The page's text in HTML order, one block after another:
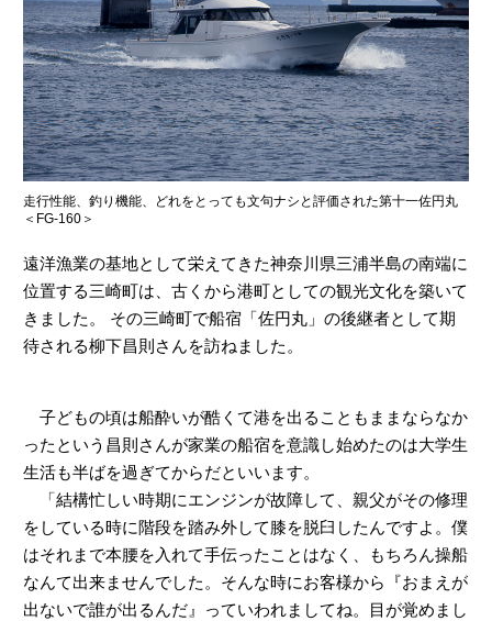
乗合船・観光船
ヤマハ設計室だより
走行性能、釣り機能、どれをとっても文句ナシと評価された第十一佐円丸
＜FG-160＞
遠洋漁業の基地として栄えてきた神奈川県三浦半島の南端に
位置する三崎町は、古くから港町としての観光文化を築いて
きました。 その三崎町で船宿「佐円丸」の後継者として期
待される柳下昌則さんを訪ねました。
子どもの頃は船酔いが酷くて港を出ることもままならなか
ったという昌則さんが家業の船宿を意識し始めたのは大学生
生活も半ばを過ぎてからだといいます。
「結構忙しい時期にエンジンが故障して、親父がその修理
をしている時に階段を踏み外して膝を脱臼したんですよ。僕
はそれまで本腰を入れて手伝ったことはなく、もちろん操船
なんて出来ませんでした。そんな時にお客様から『おまえが
出ないで誰が出るんだ』っていわれましてね。目が覚めまし